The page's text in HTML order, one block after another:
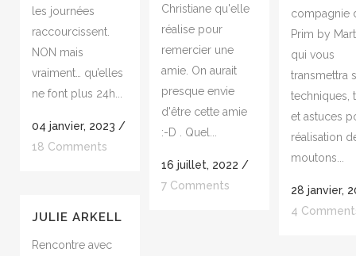
les journées
raccourcissent.
NON mais
vraiment… qu’elles
ne font plus 24h...
04 janvier, 2023 /
18 Comments
Christiane qu'elle
réalise pour
remercier une
amie. On aurait
presque envie
d'être cette amie
:-D . Quel...
16 juillet, 2022 /
7 Comments
compagnie
Prim by
qui vous
transmettra
techniques,
et astuces
réalisation
moutons...
28 janvier,
4
JULIE ARKELL
Rencontre avec